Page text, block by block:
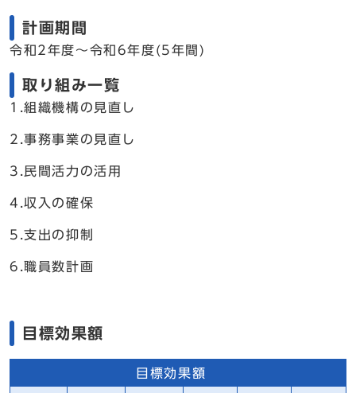
計画期間
令和2年度～令和6年度(5年間)
取り組み一覧
1.組織機構の見直し
2.事務事業の見直し
3.民間活力の活用
4.収入の確保
5.支出の抑制
6.職員数計画
目標効果額
目標効果額